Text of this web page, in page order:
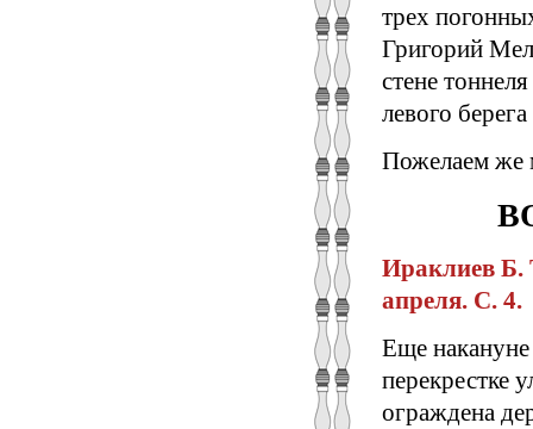
трех
Григорий
стене
левого
Пожелаем же
Ираклиев Б.
апреля. С. 4.
Еще накануне
перекрестке
ограждена